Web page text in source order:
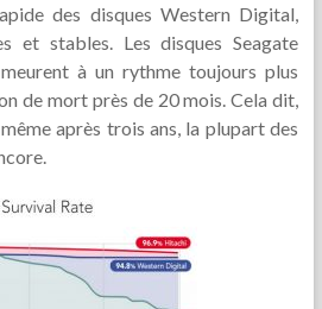
des disques Western Digital,
et stables. Les disques Seagate
à un rythme toujours plus
de mort près de 20 mois. Cela dit,
après trois ans, la plupart des